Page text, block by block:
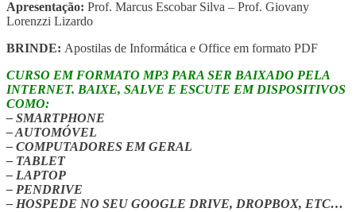
Apresentação: Prof. Marcus Escobar Silva – Prof. Giovany
Lorenzzi Lizardo
BRINDE: Apostilas de Informática e Office em formato PDF
CURSO EM FORMATO MP3 PARA SER BAIXADO PELA
INTERNET. BAIXE, SALVE E ESCUTE EM DISPOSITIVOS
COMO:
– SMARTPHONE
– AUTOMÓVEL
– COMPUTADORES EM GERAL
– TABLET
– LAPTOP
– PENDRIVE
– HOSPEDE NO SEU GOOGLE DRIVE, DROPBOX, ETC…